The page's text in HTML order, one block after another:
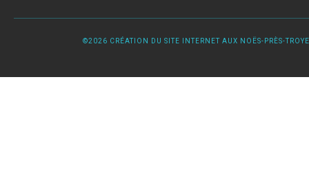
©2026 CRÉATION DU SITE INTERNET AUX NOËS-PRÈS-